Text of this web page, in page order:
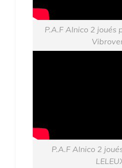
P.A.F Alnico 2 joués
P.A.F Alnico 2